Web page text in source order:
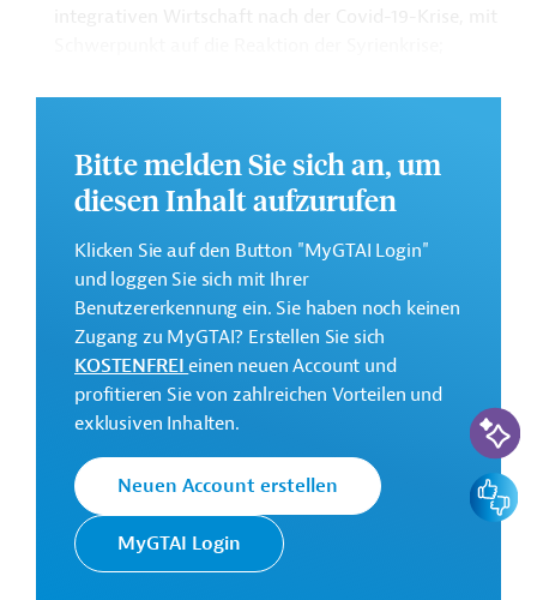
der Transparenz und Rechenschaftspflicht des
Justizsystems;
Aufnahmegemeinschaften und Flüchtlinge in
Nordjordanien durch Beschäftigungsförderung und
Armutsbekämpfung sowie die Bereitstellung von
Dienstleistungsangeboten.
Weitere Informationen über die Sondermaßnahme
finden Sie im Originaldokument, das zum Download
bereitsteht.
Bei Fragen wenden Sie sich bitte an das Brüsseler Büro
von Germany Trade & Invest unter bruessel@gtai.de.
Gesamtkosten:
Bitte melden Sie sich an, um
diesen Inhalt aufzurufen
Klicken Sie auf den Button "MyGTAI Login"
und loggen Sie sich mit Ihrer
Benutzererkennung ein. Sie haben noch keinen
Zugang zu MyGTAI? Erstellen Sie sich
KOSTENFREIeinen neuen Account und
profitieren Sie von zahlreichen Vorteilen und
exklusiven Inhalten.
Neuen Account erstellen
MyGTAI Login
KI-